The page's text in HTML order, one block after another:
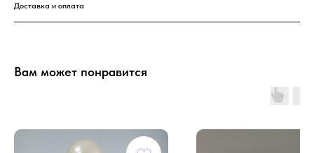
Доставка и оплата
Вам может понравится